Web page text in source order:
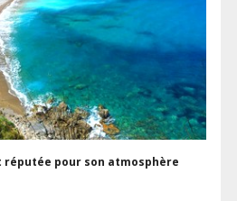
réputée pour son atmosphère